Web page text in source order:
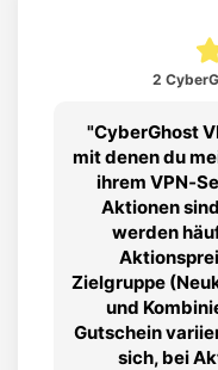
2
CyberGhost
mit denen du
ihrem
Aktionen
werden
Zielgruppe
und
Gutschein
sich, bei